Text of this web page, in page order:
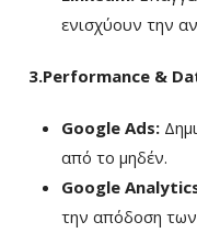
ενισχύουν την
3.Performance &
Google Ads:
από το μηδέν.
Google
την απόδοση των